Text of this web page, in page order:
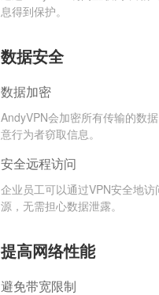
息得到保护。
数据安全
数据加密
AndyVPN会加密所有传输的数
意行为者窃取信息。
安全远程访问
企业员工可以通过VPN安全地
源，无需担心数据泄露。
提高网络性能
避免带宽限制